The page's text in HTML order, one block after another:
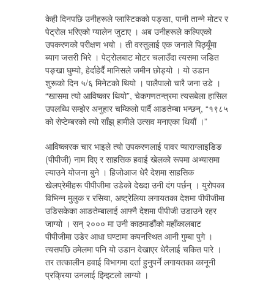
केही दिनपछि उनीहरूले प्लास्टिकको पङ्खा, पानी तान्ने मोटर र
पेट्रोल भरिएको ग्यालेन जुटाए । अब उनीहरूले कल्पिएको
उपकरणको परीक्षण भयो । ती वस्तुलाई एक जनाले पिठ्यूँमा
ब्याग जसरी भिरे । पेट्रोलबाट मोटर चलाउँदा त्यसमा जडित
पङ्खा घुम्यो, हेर्दाहेर्दै मानिसले जमीन छोड्यो । यो उडान
शुरूको दिन ५/६ मिनेटको थियो । पालैपालो चारै जना उडे ।
“खासमा त्यो आविष्कार थियो”, चेकगणतन्त्रमा त्यसबेला हासिल
उपलब्धि सम्झेर अनुहार चम्किलो पार्दै आङतेम्बा भन्छन्, “१९८५
को सेप्टेम्बरको त्यो साँझ् हामीले उत्सव मनाएका थियौं ।”
आविष्कारक चार भाइले त्यो उपकरणलाई पावर प्याराग्लाइडिङ
(पीपीजी) नाम दिए र साहसिक हवाई खेलको रूपमा अभ्यासमा
ल्याउने योजना बुने । हिजोआज धेरै देशमा साहसिक
खेलप्रेमीहरू पीपीजीमा उडेको देख्दा उनी दंग पर्छन् । युरोपका
विभिन्न मुलुक र रसिया, अष्ट्रेलिया लगायतका देशमा पीपीजीमा
उडिसकेका आङतेम्बालाई आफ्नै देशमा पीपीजी उडाउने रहर
जाग्यो । सन् २००० मा उनी काठमाडौंको महाँकालबाट
पीपीजीमा उडेर आधा घण्टामा कपनस्थित आनी गुम्बा पुगे ।
त्यसपछि ठमेलमा पनि यो उडान देखाएर धेरैलाई चकित पारे ।
तर तत्कालीन हवाई विभागमा दर्ता हुनुपर्ने लगायतका कानूनी
प्रक्रिया उनलाई झ्न्झ्टिलो लाग्यो ।